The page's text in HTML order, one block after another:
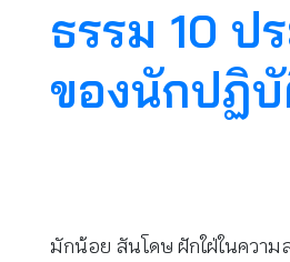
ธรรม 10 ป
ของนักปฏิ
มักน้อย สันโดษ ฝักใฝ่ในความ